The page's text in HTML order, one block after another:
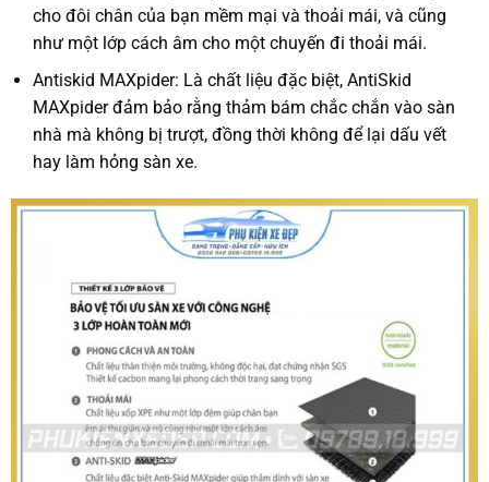
cho đôi chân của bạn mềm mại và thoải mái, và cũng
như một lớp cách âm cho một chuyến đi thoải mái.
Antiskid MAXpider: Là chất liệu đặc biệt, AntiSkid
MAXpider đảm bảo rằng thảm bám chắc chắn vào sàn
nhà mà không bị trượt, đồng thời không để lại dấu vết
hay làm hỏng sàn xe.